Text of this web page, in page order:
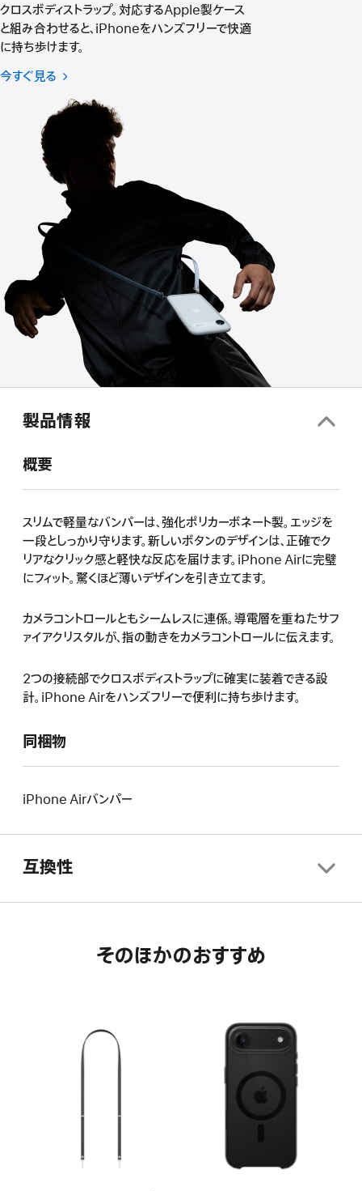
開
き
す）
クロスボディストラップ。対応するApple製ケース
と組み合わせると、iPhoneをハンズフリーで快適
に持ち歩けます。
今すぐ見る iPhone
Air
用
ボ
デ
ィ
ッ
製品情報
概要
スリムで軽量なバンパーは、強化ポリカーボネート製。エッジを
一段としっかり守ります。新しいボタンのデザインは、正確でク
リアなクリック感と軽快な反応を届けます。iPhone Airに完璧
にフィット。驚くほど薄いデザインを引き立てます。
カメラコントロールともシームレスに連係。導電層を重ねたサフ
ァイアクリスタルが、指の動きをカメラコントロールに伝えます。
2つの接続部でクロスボディストラップに確実に装着できる設
計。iPhone Airをハンズフリーで便利に持ち歩けます。
同梱物
iPhone Airバンパー
互換性
そのほかのおすすめ